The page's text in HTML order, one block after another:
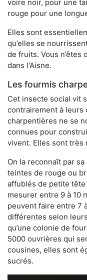
voire noir, pour une
rouge pour une
Elles sont
qu’elles se
de fruits. Vous n’êtes
dans l'Aisne.
Les fourmis
Cet insecte social vit
contrairement à leurs
charpentières ne se
connues pour
vivent. Elles sont très
On la reconnaît par
teintes de rouge ou
affublés de petite tête
mesurer entre 9 à 10
peuvent faire entre 7
différentes selon
qu’une colonie de
5000 ouvrières qui
cousines, elles sont
sucrés.